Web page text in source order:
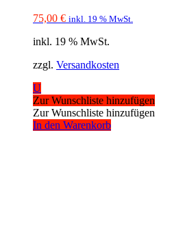
75,00 € inkl. 19 % MwSt.
inkl. 19 % MwSt.
zzgl. Versandkosten
U
Zur Wunschliste hinzufügen
Zur Wunschliste hinzufügen
In den Warenkorb